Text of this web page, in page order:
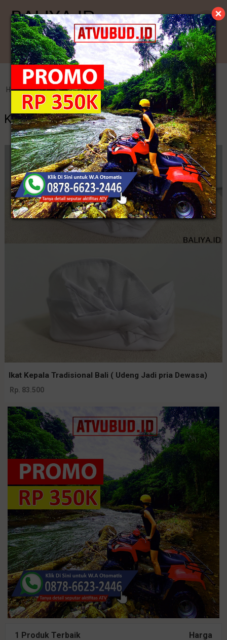
Kategori
Home >Udeng >Keunikan dan Filosofi Udeng Khas Bali
Keunikan dan Filosofi Udeng Khas Bali
Ikat Kepala Tradisional Bali ( Udeng Jadi pria Dewasa)
Rp. 83.500
1 Produk Terbaik Harga